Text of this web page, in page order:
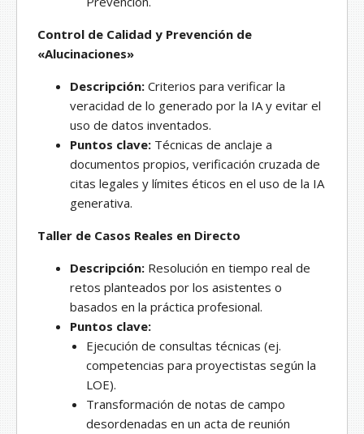
Control de Calidad y Prevención de
«Alucinaciones»
Descripción: Criterios para verificar la
veracidad de lo generado por la IA y evitar el
uso de datos inventados.
Puntos clave: Técnicas de anclaje a
documentos propios, verificación cruzada de
citas legales y límites éticos en el uso de la IA
generativa.
Taller de Casos Reales en Directo
Descripción: Resolución en tiempo real de
retos planteados por los asistentes o
basados en la práctica profesional.
Puntos clave:
Ejecución de consultas técnicas (ej.
competencias para proyectistas según la
LOE).
Transformación de notas de campo
desordenadas en un acta de reunión